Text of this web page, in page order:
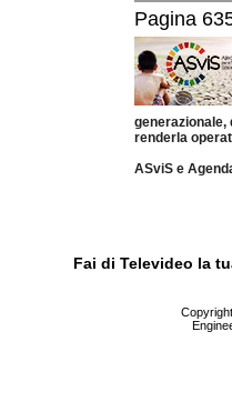
Pagina
generazionale,
renderla
ASviS e
Fai di Televideo la